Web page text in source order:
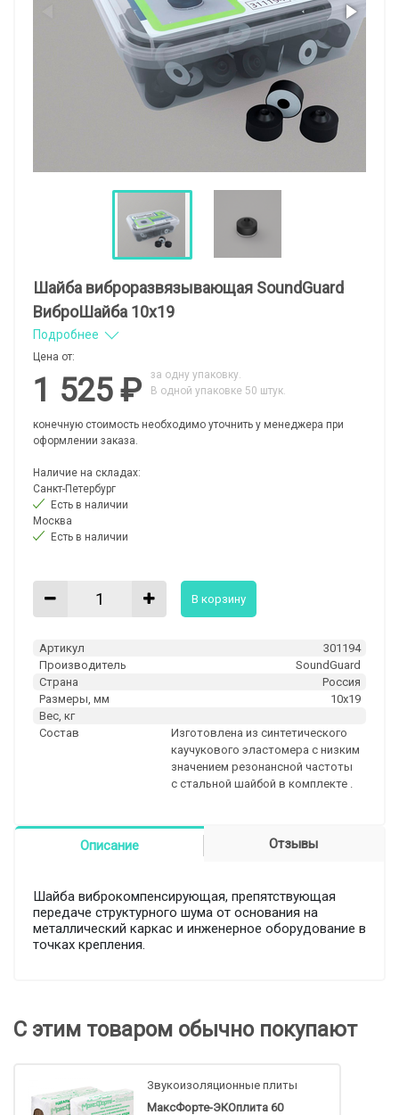
Шайба виброразвязывающая SoundGuard
ВиброШайба 10x19
Подробнее
Цена от:
1 525 ₽
за одну упаковку.
В одной упаковке 50 штук.
конечную стоимость необходимо уточнить у менеджера при
оформлении заказа.
Наличие на складах:
Санкт-Петербург
Есть в наличии
Москва
Есть в наличии
В корзину
Артикул
301194
Производитель
SoundGuard
Страна
Россия
Размеры, мм
10x19
Вес, кг
Состав
Изготовлена из синтетического
каучукового эластомера с низким
значением резонансной частоты
с стальной шайбой в комплекте .
Описание Отзывы
Шайба виброкомпенсирующая, препятствующая
передаче структурного шума от основания на
металлический каркас и инженерное оборудование в
точках крепления.
С этим товаром обычно покупают
Звукоизоляционные плиты
МаксФорте-ЭКОплита 60